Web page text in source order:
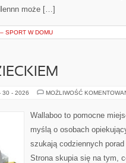
może […]
SPORT W DOMU
30 - 2026 MOŻLIWOŚĆ
Wallaboo to pomocne
myślą o osobach
szukają codziennych
Strona skupia się na tym,